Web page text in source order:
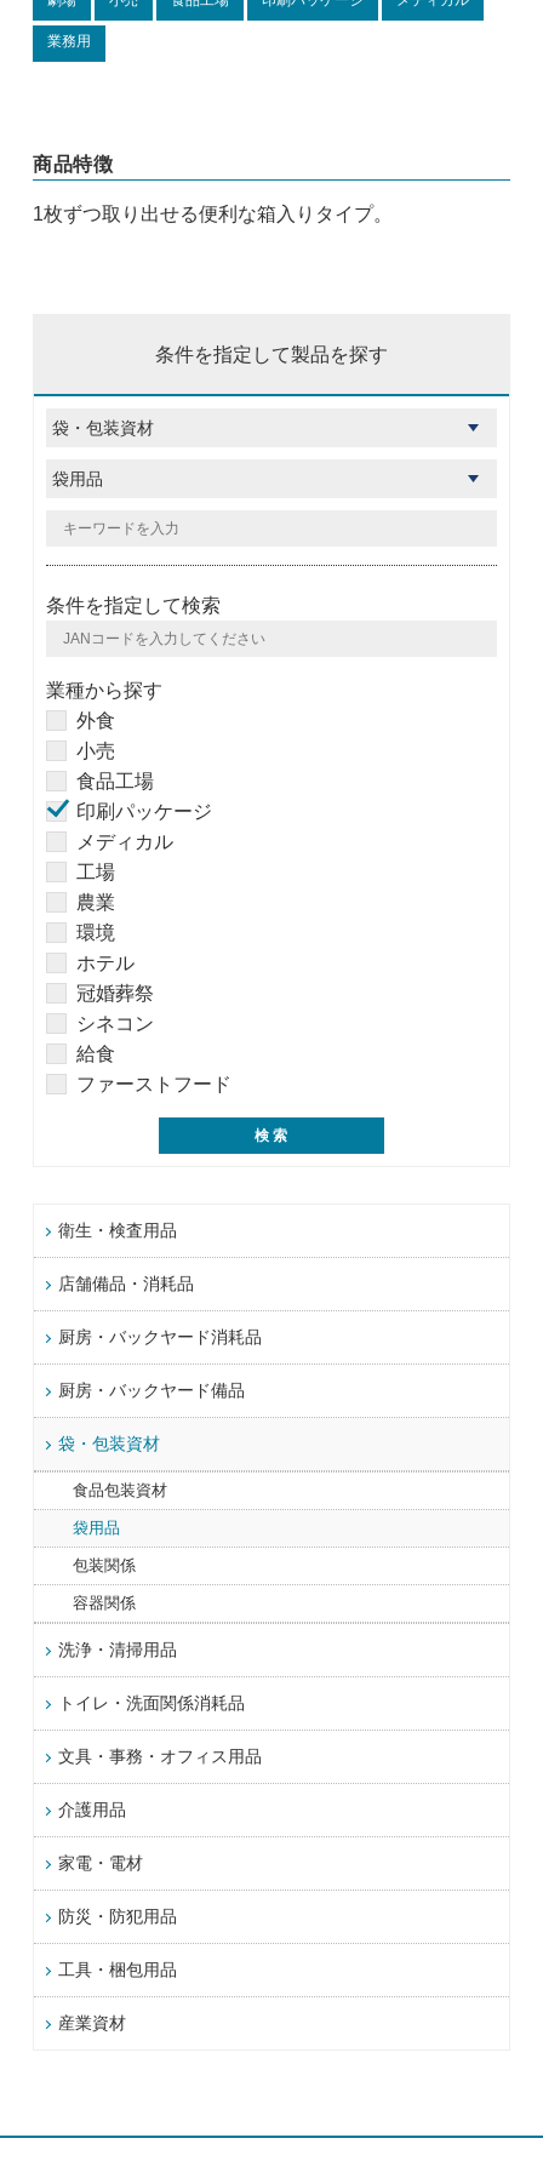
業務用
商品特徴
1枚ずつ取り出せる便利な箱入りタイプ。
条件を指定して製品を探す
条件を指定して検索
業種から探す
外食
小売
食品工場
印刷パッケージ
メディカル
工場
農業
環境
ホテル
冠婚葬祭
シネコン
給食
ファーストフード
衛生・検査用品
店舗備品・消耗品
厨房・バックヤード消耗品
厨房・バックヤード備品
袋・包装資材
食品包装資材
袋用品
包装関係
容器関係
洗浄・清掃用品
トイレ・洗面関係消耗品
文具・事務・オフィス用品
介護用品
家電・電材
防災・防犯用品
工具・梱包用品
産業資材